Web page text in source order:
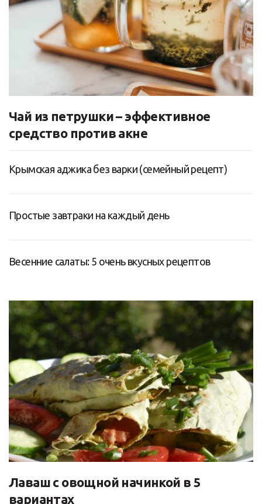
Чай из петрушки – эффективное
средство против акне
Крымская аджика без варки (семейный рецепт)
Простые завтраки на каждый день
Весенние салаты: 5 очень вкусных рецептов
Лаваш с овощной начинкой в 5
вариантах